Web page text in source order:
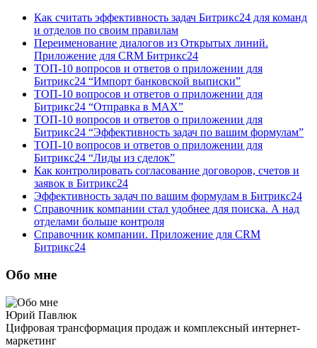
Как считать эффективность задач Битрикс24 для команд
и отделов по своим правилам
Переименование диалогов из Открытых линий.
Приложение для CRM Битрикс24
ТОП-10 вопросов и ответов о приложении для
Битрикс24 “Импорт банковской выписки”
ТОП-10 вопросов и ответов о приложении для
Битрикс24 “Отправка в МАХ”
ТОП-10 вопросов и ответов о приложении для
Битрикс24 “Эффективность задач по вашим формулам”
ТОП-10 вопросов и ответов о приложении для
Битрикс24 “Лиды из сделок”
Как контролировать согласование договоров, счетов и
заявок в Битрикс24
Эффективность задач по вашим формулам в Битрикс24
Справочник компании стал удобнее для поиска. А над
отделами больше контроля
Справочник компании. Приложение для CRM
Битрикс24
Обо мне
Юрий Павлюк
Цифровая трансформация продаж и комплексный интернет-
маркетинг